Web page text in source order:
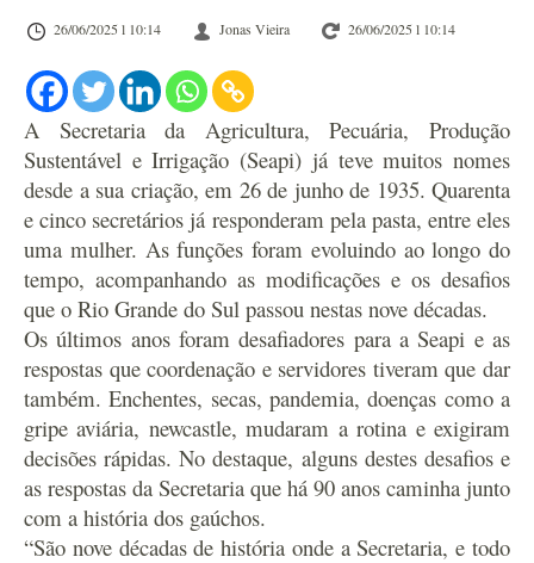
26/06/2025 l 10:14 Jonas Vieira 26/06/2025 l 10:14
A Secretaria da Agricultura, Pecuária, Produção
Sustentável e Irrigação (Seapi) já teve muitos nomes
desde a sua criação, em 26 de junho de 1935. Quarenta
e cinco secretários já responderam pela pasta, entre eles
uma mulher. As funções foram evoluindo ao longo do
tempo, acompanhando as modificações e os desafios
que o Rio Grande do Sul passou nestas nove décadas.
Os últimos anos foram desafiadores para a Seapi e as
respostas que coordenação e servidores tiveram que dar
também. Enchentes, secas, pandemia, doenças como a
gripe aviária, newcastle, mudaram a rotina e exigiram
decisões rápidas. No destaque, alguns destes desafios e
as respostas da Secretaria que há 90 anos caminha junto
com a história dos gaúchos.
“São nove décadas de história onde a Secretaria, e todo